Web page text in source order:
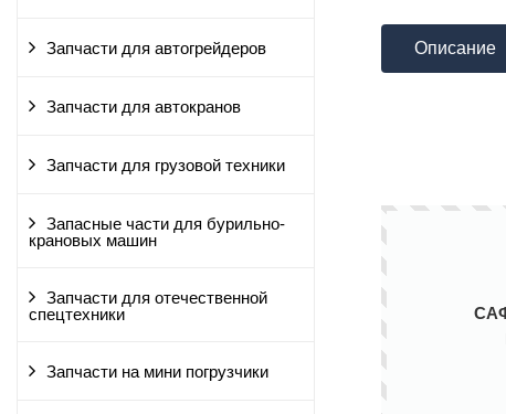
Запчасти для автогрейдеров
Запчасти для автокранов
Запчасти для грузовой техники
Запасные части для бурильно-
крановых машин
Запчасти для отечественной
спецтехники
Запчасти на мини погрузчики
Описание